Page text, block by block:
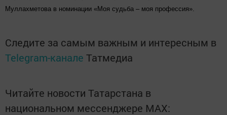
Муллахметова в номинации «Моя судьба – моя профессия».
Следите за самым важным и интересным в
Telegram-канале Татмедиа
Читайте новости Татарстана в
национальном мессенджере MАХ: